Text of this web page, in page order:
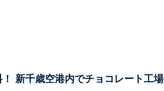
新千歳空港内でチョコレート工場